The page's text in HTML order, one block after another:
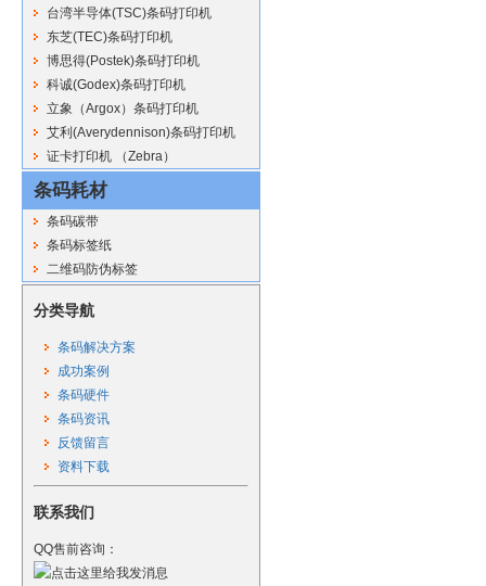
台湾半导体(TSC)条码打印机
东芝(TEC)条码打印机
博思得(Postek)条码打印机
科诚(Godex)条码打印机
立象（Argox）条码打印机
艾利(Averydennison)条码打印机
证卡打印机 （Zebra）
条码耗材
条码碳带
条码标签纸
二维码防伪标签
分类导航
条码解决方案
成功案例
条码硬件
条码资讯
反馈留言
资料下载
联系我们
QQ售前咨询：